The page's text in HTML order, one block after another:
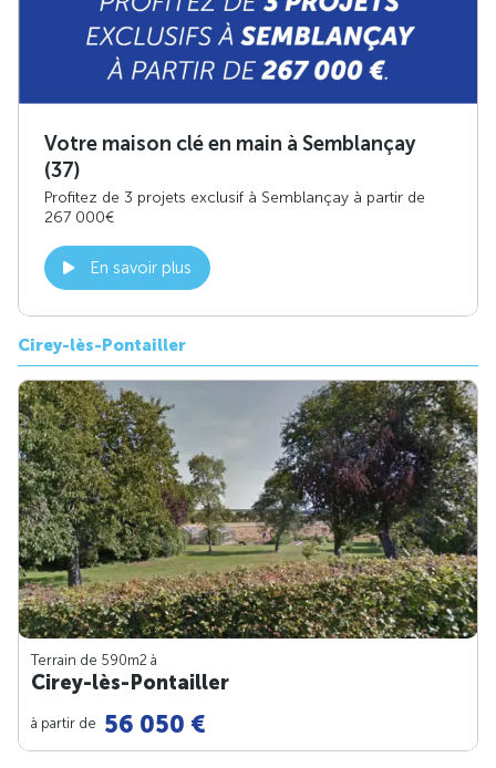
Votre maison clé en main à Semblançay
(37)
Profitez de 3 projets exclusif à Semblançay à partir de
267 000€
En savoir plus
Cirey-lès-Pontailler
Terrain de 590m2 à
Cirey-lès-Pontailler
à partir de 56 050 €